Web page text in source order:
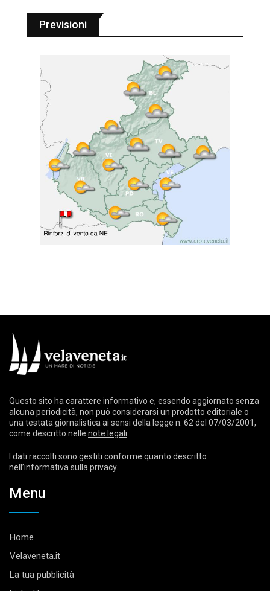
Previsioni
Questo sito ha carattere informativo e, essendo aggiornato senza
alcuna periodicità, non può considerarsi un prodotto editoriale o
una testata giornalistica ai sensi della legge n. 62 del 07/03/2001,
come descritto nelle note legali.
I dati raccolti sono gestiti conforme quanto descritto
nell’informativa sulla privacy.
Menu
Home
Velaveneta.it
La tua pubblicità